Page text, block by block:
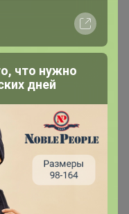
что нужно
дней